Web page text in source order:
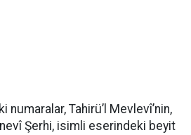
Tahirü’l Mevlevî’nin,
Şerhi, isimli eserindeki beyit